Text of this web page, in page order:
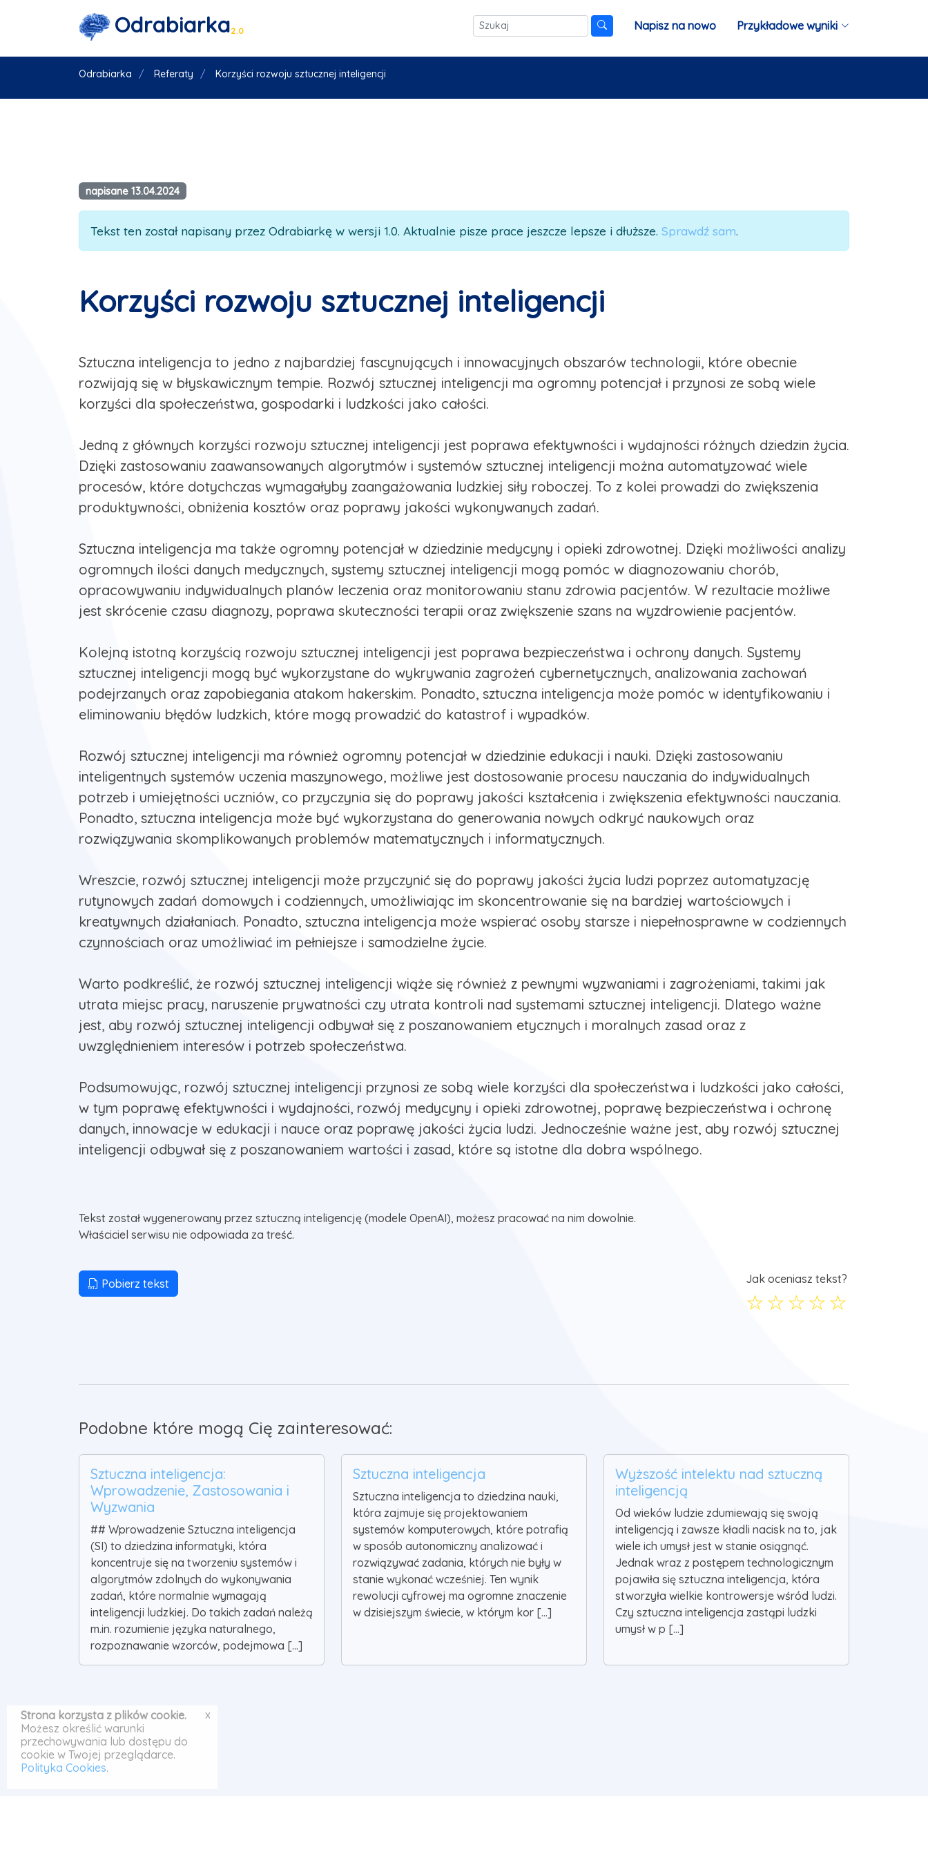
Odrabiarka2.0 Napisz na nowo Przykładowe wyniki
Odrabiarka Referaty Korzyści rozwoju sztucznej inteligencji
napisane 13.04.2024
Tekst ten został napisany przez Odrabiarkę w wersji 1.0. Aktualnie pisze prace jeszcze lepsze i dłuższe. Sprawdź sam.
Korzyści rozwoju sztucznej inteligencji
Sztuczna inteligencja to jedno z najbardziej fascynujących i innowacyjnych obszarów technologii, które obecnie
rozwijają się w błyskawicznym tempie. Rozwój sztucznej inteligencji ma ogromny potencjał i przynosi ze sobą wiele
korzyści dla społeczeństwa, gospodarki i ludzkości jako całości.
Jedną z głównych korzyści rozwoju sztucznej inteligencji jest poprawa efektywności i wydajności różnych dziedzin życia.
Dzięki zastosowaniu zaawansowanych algorytmów i systemów sztucznej inteligencji można automatyzować wiele
procesów, które dotychczas wymagałyby zaangażowania ludzkiej siły roboczej. To z kolei prowadzi do zwiększenia
produktywności, obniżenia kosztów oraz poprawy jakości wykonywanych zadań.
Sztuczna inteligencja ma także ogromny potencjał w dziedzinie medycyny i opieki zdrowotnej. Dzięki możliwości analizy
ogromnych ilości danych medycznych, systemy sztucznej inteligencji mogą pomóc w diagnozowaniu chorób,
opracowywaniu indywidualnych planów leczenia oraz monitorowaniu stanu zdrowia pacjentów. W rezultacie możliwe
jest skrócenie czasu diagnozy, poprawa skuteczności terapii oraz zwiększenie szans na wyzdrowienie pacjentów.
Kolejną istotną korzyścią rozwoju sztucznej inteligencji jest poprawa bezpieczeństwa i ochrony danych. Systemy
sztucznej inteligencji mogą być wykorzystane do wykrywania zagrożeń cybernetycznych, analizowania zachowań
podejrzanych oraz zapobiegania atakom hakerskim. Ponadto, sztuczna inteligencja może pomóc w identyfikowaniu i
eliminowaniu błędów ludzkich, które mogą prowadzić do katastrof i wypadków.
Rozwój sztucznej inteligencji ma również ogromny potencjał w dziedzinie edukacji i nauki. Dzięki zastosowaniu
inteligentnych systemów uczenia maszynowego, możliwe jest dostosowanie procesu nauczania do indywidualnych
potrzeb i umiejętności uczniów, co przyczynia się do poprawy jakości kształcenia i zwiększenia efektywności nauczania.
Ponadto, sztuczna inteligencja może być wykorzystana do generowania nowych odkryć naukowych oraz
rozwiązywania skomplikowanych problemów matematycznych i informatycznych.
Wreszcie, rozwój sztucznej inteligencji może przyczynić się do poprawy jakości życia ludzi poprzez automatyzację
rutynowych zadań domowych i codziennych, umożliwiając im skoncentrowanie się na bardziej wartościowych i
kreatywnych działaniach. Ponadto, sztuczna inteligencja może wspierać osoby starsze i niepełnosprawne w codziennych
czynnościach oraz umożliwiać im pełniejsze i samodzielne życie.
Warto podkreślić, że rozwój sztucznej inteligencji wiąże się również z pewnymi wyzwaniami i zagrożeniami, takimi jak
utrata miejsc pracy, naruszenie prywatności czy utrata kontroli nad systemami sztucznej inteligencji. Dlatego ważne
jest, aby rozwój sztucznej inteligencji odbywał się z poszanowaniem etycznych i moralnych zasad oraz z
uwzględnieniem interesów i potrzeb społeczeństwa.
Podsumowując, rozwój sztucznej inteligencji przynosi ze sobą wiele korzyści dla społeczeństwa i ludzkości jako całości,
w tym poprawę efektywności i wydajności, rozwój medycyny i opieki zdrowotnej, poprawę bezpieczeństwa i ochronę
danych, innowacje w edukacji i nauce oraz poprawę jakości życia ludzi. Jednocześnie ważne jest, aby rozwój sztucznej
inteligencji odbywał się z poszanowaniem wartości i zasad, które są istotne dla dobra wspólnego.
Tekst został wygenerowany przez sztuczną inteligencję (modele OpenAI), możesz pracować na nim dowolnie.
Właściciel serwisu nie odpowiada za treść.
Pobierz tekst Jak oceniasz tekst?
☆
☆
☆
☆
☆
Podobne które mogą Cię zainteresować:
Sztuczna inteligencja:
Wprowadzenie, Zastosowania i
Wyzwania
## Wprowadzenie Sztuczna inteligencja
(SI) to dziedzina informatyki, która
koncentruje się na tworzeniu systemów i
algorytmów zdolnych do wykonywania
zadań, które normalnie wymagają
inteligencji ludzkiej. Do takich zadań należą
m.in. rozumienie języka naturalnego,
rozpoznawanie wzorców, podejmowa [...]
Sztuczna inteligencja
Sztuczna inteligencja to dziedzina nauki,
która zajmuje się projektowaniem
systemów komputerowych, które potrafią
w sposób autonomiczny analizować i
rozwiązywać zadania, których nie były w
stanie wykonać wcześniej. Ten wynik
rewolucji cyfrowej ma ogromne znaczenie
w dzisiejszym świecie, w którym kor [...]
Wyższość intelektu nad sztuczną
inteligencją
Od wieków ludzie zdumiewają się swoją
inteligencją i zawsze kładli nacisk na to, jak
wiele ich umysł jest w stanie osiągnąć.
Jednak wraz z postępem technologicznym
pojawiła się sztuczna inteligencja, która
stworzyła wielkie kontrowersje wśród ludzi.
Czy sztuczna inteligencja zastąpi ludzki
umysł w p [...]
Strona korzysta z plików cookie.
Możesz określić warunki
przechowywania lub dostępu do
cookie w Twojej przeglądarce.
Polityka Cookies.
x